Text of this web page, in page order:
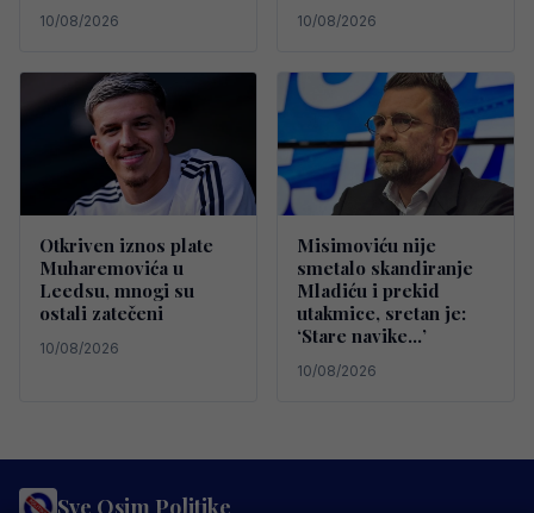
10/08/2026 10/08/2026
Otkriven iznos plate
Muharemovića u
Leedsu, mnogi su
ostali zatečeni
10/08/2026
Misimoviću nije
smetalo skandiranje
Mladiću i prekid
utakmice, sretan je:
‘Stare navike…’
10/08/2026